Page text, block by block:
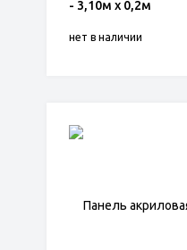
- 3,10м х 0,2м
нет в наличии